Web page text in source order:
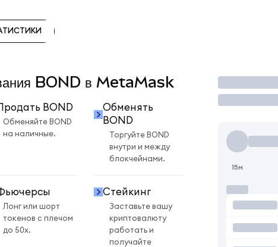
BOND в MetaMask
BOND
Обменяйте BOND
на наличные.
Обменять
BOND
Торгуйте BOND
внутри и между
блокчейнами.
Лонг или шорт
токенов с плечом
до 50x.
Стейкинг
Заставьте вашу
криптовалюту
работать и
получайте
Торговать
15м